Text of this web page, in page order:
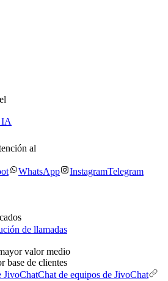
IA
al
WhatsApp InstagramTelegram
de llamadas
valor medio
base de clientes
JivoChatChat de equipos de JivoChat